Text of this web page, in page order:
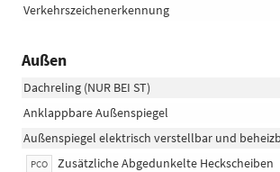
Verkehrszeichenerkennung
Außen
Dachreling (NUR BEI ST)
Anklappbare Außenspiegel
Außenspiegel elektrisch verstellbar und
PCO Zusätzliche Abgedunkelte Heckscheiben